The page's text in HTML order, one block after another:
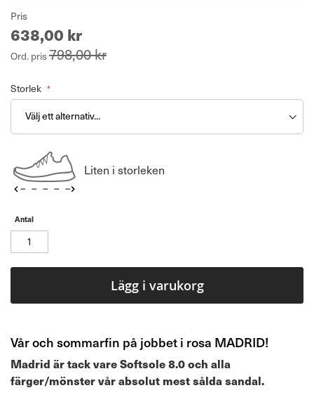
Pris
638,00 kr
Ord. pris798,00 kr
Storlek
Liten i storleken
Antal
Lägg i varukorg
Vår och sommarfin på jobbet i rosa MADRID!
Madrid är tack vare Softsole 8.0 och alla
färger/mönster vår absolut mest sålda sandal.